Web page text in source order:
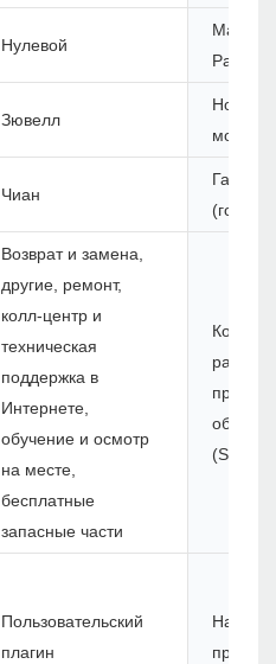
Нулевой
Зювелл
Номер
модели:
Чиан
(год):
Возврат и замена,
другие, ремонт,
колл-центр и
техническая
поддержка в
Интернете,
обучение и осмотр
на месте,
бесплатные
запасные части
(SDK):
Пользовательский
плагин